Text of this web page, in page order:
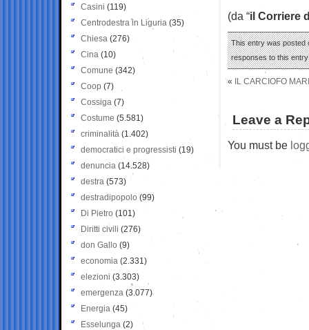
(da “il Corriere
This entry was posted
responses to this
« IL CARCIOFO
Leave a
You must be
Casini (119)
Centrodestra in Liguria (35)
Chiesa (276)
Cina (10)
Comune (342)
Coop (7)
Cossiga (7)
Costume (5.581)
criminalità (1.402)
democratici e progressisti (19)
denuncia (14.528)
destra (573)
destradipopolo (99)
Di Pietro (101)
Diritti civili (276)
don Gallo (9)
economia (2.331)
elezioni (3.303)
emergenza (3.077)
Energia (45)
Esselunga (2)